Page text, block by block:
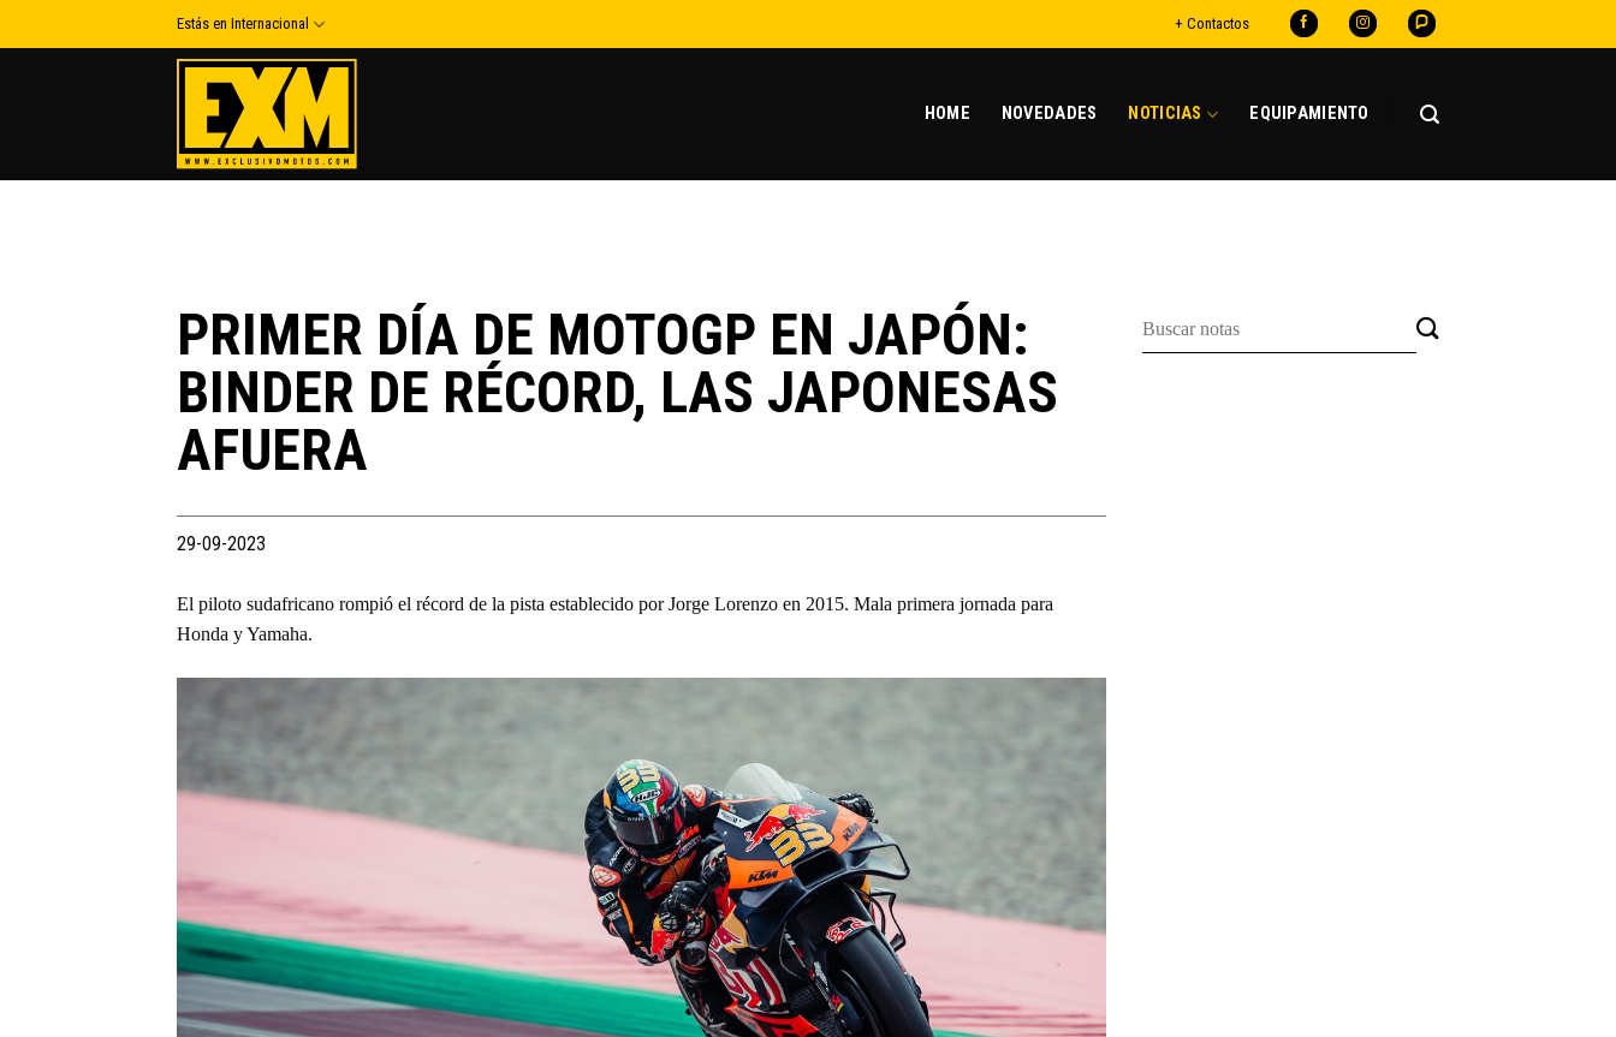
to
Estás en Internacional + Contactos
HOME NOVEDADES NOTICIAS EQUIPAMIENTO
PRIMER DÍA DE MOTOGP EN JAPÓN:
BINDER DE RÉCORD, LAS JAPONESAS
AFUERA
29-09-2023
El piloto sudafricano rompió el récord de la pista establecido por Jorge Lorenzo en 2015. Mala primera jornada para
Honda y Yamaha.